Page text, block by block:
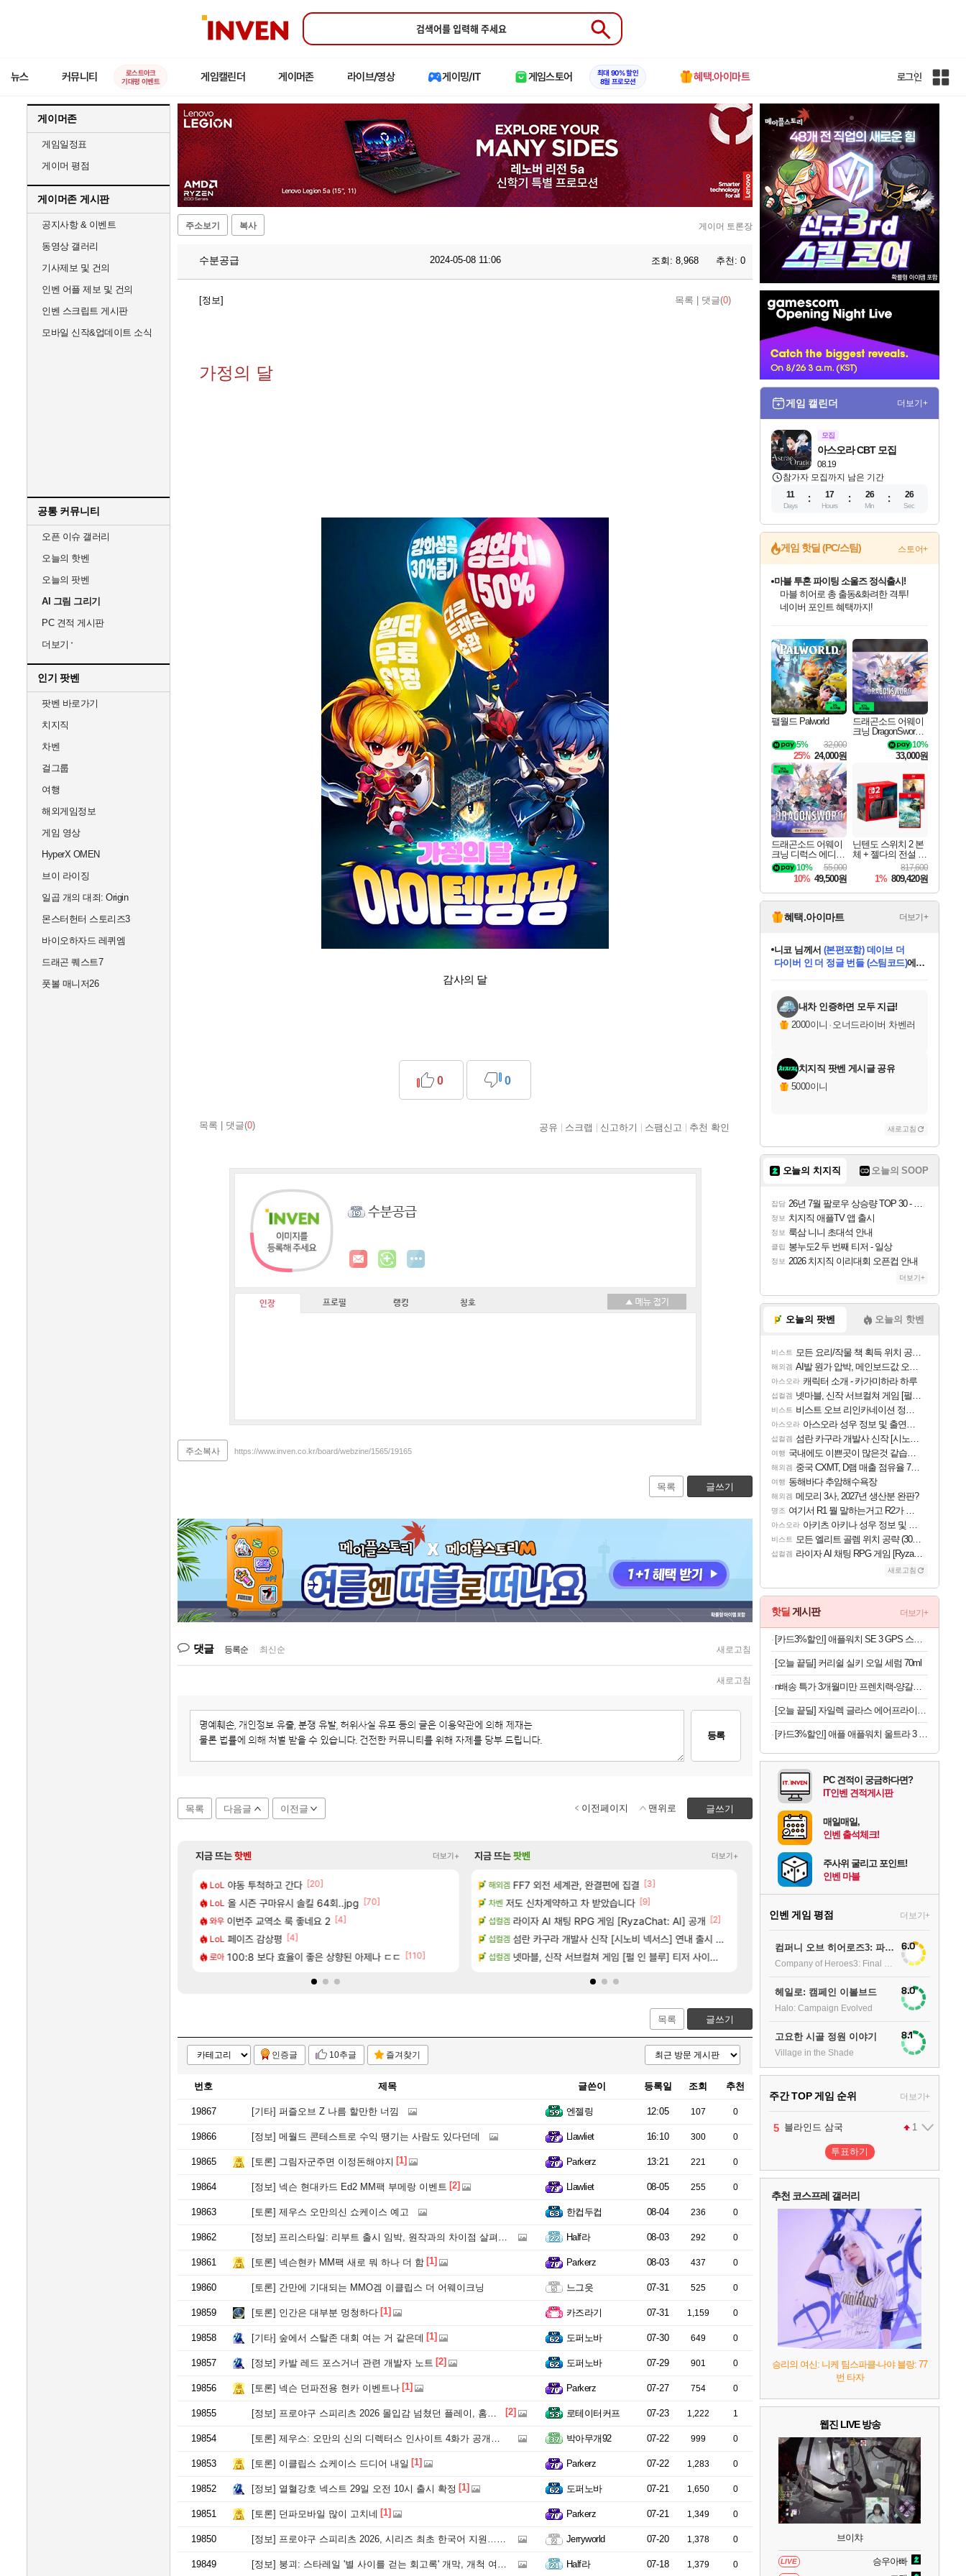
인
Submit
뉴스 커뮤니티
로스트아크
기대평 이벤트
게임캘린더 게이머존 라이브/영상 게이밍/IT 게임스토어
최대 90% 할인
8월 프로모션
혜택.아이마트 로그인
인
게이머존
게임일정표
게이머 평점
게이머존 게시판
공지사항 & 이벤트
동영상 갤러리
기사제보 및 건의
인벤 어플 제보 및 건의
인벤 스크립트 게시판
모바일 신작&업데이트 소식
공통 커뮤니티
오픈 이슈 갤러리
오늘의 핫벤
오늘의 팟벤
AI 그림 그리기
PC 견적 게시판
더보기
인기 팟벤
팟벤 바로가기
치지직
차벤
걸그룹
여행
해외게임정보
게임 영상
HyperX OMEN
브이 라이징
일곱 개의 대죄: Origin
몬스터헌터 스토리즈3
바이오하자드 레퀴엠
드래곤 퀘스트7
풋볼 매니저26
주소보기 복사 게이머 토론장
수분공급 2024-05-08 11:06 조회: 8,968 추천: 0
[정보] 목록 댓글(0)
가정의 달
감사의 달
목록 댓글(0)
0 0
공유 스크랩 신고하기 스팸신고 추천 확인
수분공급
인장 프로필 랭킹 칭호
주소복사 https://www.inven.co.kr/board/webzine/1565/19165
목록 글쓰기
댓글 등록순 최신순 새로고침
새로고침
등록
목록 다음글 이전글 글쓰기
이전페이지 맨위로
지금 뜨는핫벤 더보기+
LoL 야동 투척하고 간다 [20]
LoL 올 시즌 구마유시 솔킬 64회..jpg [70]
와우 이번주 교역소 룩 좋네요 2 [4]
LoL 페이즈 감상평 [4]
로아 100:8 보다 효율이 좋은 상향된 아제나 ㄷㄷ [110]
검은사막 장비 올환 이후 약 7개월 [13]
메이플 8월 9일 썬데이 메이플 [150]
리니지M 방금 일어난일 [13]
메이플 챌린저#77777 저격했습니다! [106]
로아 보상 공지 나온거 10추 하니 올리자 [83]
메이플 부산 헌혈 먹튀 ㄷㄷ..
메이플 신호등 2인 40%글 존나 긁히네 씨발
똘끼형 다 좋은데 해외작업장 도와주는 짓은 좀 아니
고양이를 도구로 쓰는 인방 하꼬 스트리머 박제합
지금 뜨는팟벤 더보기+
애니클립 혹시 이 만화 아시는 분 계신가요
리싱크드 리싱크드 1.06 패치노트 (8/5)
여행 국내에도 이쁜곳이 많은것 같습니다
해외겜 AI발 원가 압박, 메인보드값 오르나
해외겜 중국 CXMT, D램 매출 점유율 7%…글로벌 4위로 부상
해외겜 FF7 외전 세계관, 완결편에 집결 [3]
차벤 저도 신차계약하고 차 받았습니다 [9]
섭컬겜 라이자 AI 채팅 RPG 게임 [RyzaChat: AI] 공개 [2]
섭컬겜 섬란 카구라 개발사 신작 [시노비 넥서스] 연내 출시 예정
섭컬겜 넷마블, 신작 서브컬쳐 게임 [펄 인 블루] 티저 사이트 오픈
해외겜 스위치2판 ‘몬헌 와일즈’, 30~40fps 목표
여행 7년만에 가족여행을 다녀왔습니다. [1]
비스트 오브 리인카네이션 정보/공략글 모음
목록 글쓰기
인증글 10추글 즐겨찾기
번호 제목 글쓴이 등록일 조회 추천
19867 [기타] 퍼즐오브 Z 나름 할만한 너낌 엔젤링 12:05 107 0
19866 [정보] 메월드 콘테스트로 수익 땡기는 사람도 있다던데 Llawliet 16:10 300 0
19865 [토론] 그림자군주면 이정돈해야지 [1] Parkerz 13:21 221 0
19864 [정보] 넥슨 현대카드 Ed2 MM팩 부메랑 이벤트 [2] Llawliet 08-05 255 0
19863 [토론] 제우스 오만의신 쇼케이스 예고 한컵두컵 08-04 236 0
19862 [정보] 프리스타일: 리부트 출시 임박, 원작과의 차이점 살펴보기 Half라 08-03 292 0
19861 [토론] 넥슨현카 MM팩 새로 뭐 하나 더 함 [1] Parkerz 08-03 437 0
19860 [토론] 간만에 기대되는 MMO겜 이클립스 더 어웨이크닝 느그읏 07-31 525 0
19859 [토론] 인간은 대부분 멍청하다 [1] 카즈라기 07-31 1,159 0
19858 [기타] 숲에서 스탈존 대회 여는 거 같은데 [1] 도퍼노바 07-30 649 0
19857 [정보] 카발 레드 포스거너 관련 개발자 노트 [2] 도퍼노바 07-29 901 0
19856 [토론] 넥슨 던파전용 현카 이벤트나 [1] Parkerz 07-27 754 0
19855 [정보] 프로야구 스피리츠 2026 몰입감 넘쳤던 플레이, 홈런까지 문제없네 [2] 로테이터커프 07-23 1,222 1
19854 [토론] 제우스: 오만의 신의 디렉터스 인사이트 4화가 공개되었습니다. 박아무개92 07-22 999 0
19853 [토론] 이클립스 쇼케이스 드디어 내일 [1] Parkerz 07-22 1,283 0
19852 [정보] 열혈강호 넥스트 29일 오전 10시 출시 확정 [1] 도퍼노바 07-21 1,650 0
19851 [토론] 던파모바일 많이 고치네 [1] Parkerz 07-21 1,349 0
19850 [정보] 프로야구 스피리츠 2026, 시리즈 최초 한국어 지원…17년 만에 WBC 모드 부활 Jerryworld 07-20 1,378 0
19849 [정보] 붕괴: 스타레일 '별 사이를 걷는 회고록' 개막, 개척 여정 담은 이머시브 전시 Half라 07-18 1,379 0
벤
게임 캘린더 더보기+
모집
08.19
아스오라 CBT 모집
참가자 모집까지 남은 기간
11
Days
17
Hours
26
Min
25
Sec
게임 핫딜 (PC/스팀) 스토어+
최대 90% 할인가를 만나보세요!
네이버혜택과 함께 만나보세요!
50%할인&추가 적립까지!
마블 투혼 파이팅 소울즈 정식출시!
마블 히어로 총 출동&화려한 격투!
네이버 포인트 혜택까지!
이니&베니 혜택까지!
네이버 혜택가와 함께 예약하세요!
할인&네이버혜택으로 만나보세요!
네이버페이 혜택과 만나보세요!
40주년 프로모션으로 만나보세요!
할인가에 만나보세요!
일부 에디션 상시 할인!
혜택으로 예약 판매 중
편안하게 충전하세요
팰월드 Palworld
32,000
5%
25% 24,000원
드래곤소드 어웨이
크닝 DragonSword A
10%
33,000원
드래곤소드 어웨이
크닝 디럭스 에디션
DragonSword Awake
ning Deluxe Edition
55,000
10%
10% 49,500원
닌텐도 스위치 2 본
체 + 젤다의 전설 티
어스 오브 더 킹덤
닌텐도 스위치 2 에
디션 + 젤다의 전설
브레스 오브 더 와
일드 닌텐도 스위치
2 에디션 번들
817,600
1% 809,420원
혜택.아이마트 더보기+
교환.
당첨되셨습니다.
니코님께서 (본편포함) 데이브 더
다이버 인 더 정글 번들 (스팀코드)에
당첨되셨습니다.
당첨되셨습니다.
당첨되셨습니다.
당첨되셨습니다.
당첨되셨습니다.
에디션 (스팀코드)를 교환.
당첨되셨습니다.
내차 인증하면 모두 지급!
2000이니 · 오너드라이버 차벤러
치지직 팟벤 게시글 공유
5000이니
새로고침
오늘의 치지직 오늘의 SOOP
잡담 26년 7월 팔로우 상승량 TOP 30 - 월간 치지직
정보 치지직 애플TV 앱 출시
정보 룩삼 니니 초대석 안내
클립 봉누도2 두 번째 티저 - 일상
정보 2026 치지직 이리대회 오픈컵 안내
더보기+
오늘의 팟벤 오늘의 핫벤
비스트 모든 요리/작물 책 획득 위치 공략 (36개) - 미식가 도전과제
해외겜 AI발 원가 압박, 메인보드값 오르나
아스오라 캐릭터 소개 - 카가미하라 하루
섭컬겜 넷마블, 신작 서브컬쳐 게임 [펄 인 블루] 티저 사이트 오픈
비스트 비스트 오브 리인카네이션 정보/공략글 모음
아스오라 아스오라 성우 정보 및 출연작 모음
섭컬겜 섬란 카구라 개발사 신작 [시노비 넥서스] 연내 출시 예정
여행 국내에도 이쁜곳이 많은것 같습니다
해외겜 중국 CXMT, D램 매출 점유율 7%…글로벌 4위로 부상
여행 동해바다 추암해수욕장
해외겜 메모리 3사, 2027년 생산분 완판?
명조 여기서 R1 뭘 말하는거고 R2가 뭘말하는걸까요?
아스오라 아키츠 아키나 성우 정보 및 주요 필모
비스트 모든 엘리트 골렘 위치 공략 (30개) - 방랑 결투가
섭컬겜 라이자 AI 채팅 RPG 게임 [RyzaChat: AI] 공개
새로고침
핫딜 게시판 더보기+
[카드3%할인] 애플워치 SE 3 GPS 스타라이트, 40mm, 스타라이트 스포츠밴드 (S/M)
[오늘 끝딜] 커리쉴 실키 오일 세럼 70ml
n배송 특가 3개월미만 프렌치랙-양갈비 양고기 밀키트 캠핑 쉽새끼 목초육 프랜치랙 프렌치렉 [원산지:뉴질랜드]
[오늘 끝딜] 자일렉 글라스 에어프라이어 6L 대용량 유리 바스켓
[카드3%할인] 애플 애플워치 울트라 3 셀룰러 블랙 티타늄, 49mm, 블랙 알파인 루프 M
PC 견적이 궁금하다면?
IT인벤 견적게시판
매일매일,
인벤 출석체크!
주사위 굴리고 포인트!
인벤 마블
인벤 게임 평점 더보기+
컴퍼니 오브 히어로즈3: 파이널 스탠드 6.0
헤일로: 캠페인 이볼브드
Halo: Campaign Evolved
8.0
고요한 시골 정원 이야기
Village in the Shade
8.1
주간 TOP 게임 순위 더보기+
1 팰월드
2 1
3 프로야구스피리츠2026 2
4 드래곤소드 : 어웨이크닝 2
5 블라인드 삼국 1
6 그랑블루 판타지 리링크 - 엔드리스 라그나로크 1
리듬 천국 미라클 스타즈 2
헤일로: 캠페인 이볼브드 2
캡틴 츠바사 2 월드 파이터즈
10 레고 배트맨: 레거시 오브 더 다크 나이트
투표하기
추천 코스프레 갤러리
승리의 여신: 니케 팀스파클-나야 블랑: 77
번 타자
웹진 LIVE 방송
브이챠
LIVE 승우아빠